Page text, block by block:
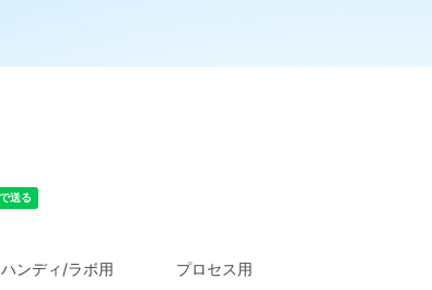
ハンディ/ラボ用
プロセス用